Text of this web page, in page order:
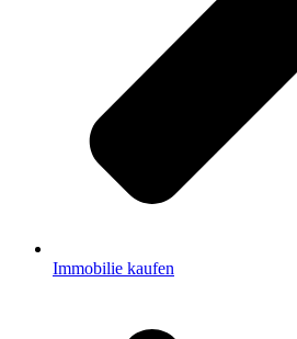
Immobilie kaufen